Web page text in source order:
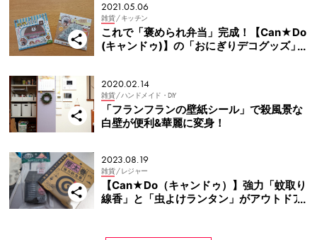
2021.05.06
雑貨 / キッチン
これで「褒められ弁当」完成！【Can★Do
(キャンドゥ)】の「おにぎりデコグッズ」
2020.02.14
雑貨 / ハンドメイド・DIY
「フランフランの壁紙シール」で殺風景な
白壁が便利&華麗に変身！
2023.08.19
雑貨 / レジャー
【Can★Do（キャンドゥ）】強力「蚊取り
線香」と「虫よけランタン」がアウトドア